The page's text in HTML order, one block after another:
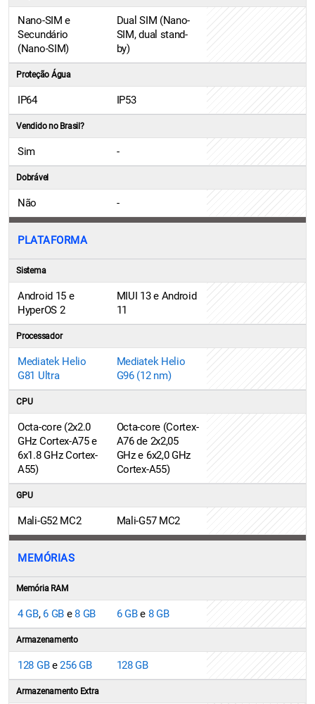
Nano-SIM e
Secundário
(Nano-SIM)
Dual SIM (Nano-
SIM, dual stand-
by)
Proteção Água
IP64 IP53
Vendido no Brasil?
Sim -
Dobrável
Não -
PLATAFORMA
Sistema
Android 15 e
HyperOS 2
MIUI 13 e Android
11
Processador
Mediatek Helio
G81 Ultra
Mediatek Helio
G96 (12 nm)
CPU
Octa-core (2x2.0
GHz Cortex-A75 e
6x1.8 GHz Cortex-
A55)
Octa-core (Cortex-
A76 de 2x2,05
GHz e 6x2,0 GHz
Cortex-A55)
GPU
Mali-G52 MC2 Mali-G57 MC2
MEMÓRIAS
Memória RAM
4 GB, 6 GB e 8 GB 6 GBe 8 GB
Armazenamento
128 GBe256 GB 128 GB
Armazenamento Extra